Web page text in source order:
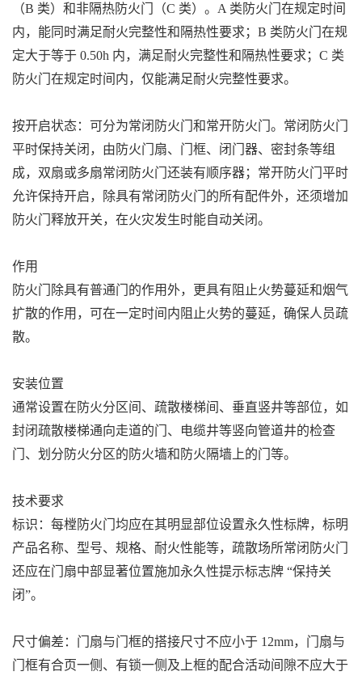
（B 类）和非隔热防火门（C 类）。A 类防火门在规定时间
内，能同时满足耐火完整性和隔热性要求；B 类防火门在规
定大于等于 0.50h 内，满足耐火完整性和隔热性要求；C 类
防火门在规定时间内，仅能满足耐火完整性要求。
按开启状态：可分为常闭防火门和常开防火门。常闭防火门
平时保持关闭，由防火门扇、门框、闭门器、密封条等组
成，双扇或多扇常闭防火门还装有顺序器；常开防火门平时
允许保持开启，除具有常闭防火门的所有配件外，还须增加
防火门释放开关，在火灾发生时能自动关闭。
作用
防火门除具有普通门的作用外，更具有阻止火势蔓延和烟气
扩散的作用，可在一定时间内阻止火势的蔓延，确保人员疏
散。
安装位置
通常设置在防火分区间、疏散楼梯间、垂直竖井等部位，如
封闭疏散楼梯通向走道的门、电缆井等竖向管道井的检查
门、划分防火分区的防火墙和防火隔墙上的门等。
技术要求
标识：每樘防火门均应在其明显部位设置永久性标牌，标明
产品名称、型号、规格、耐火性能等，疏散场所常闭防火门
还应在门扇中部显著位置施加永久性提示标志牌 “保持关
闭”。
尺寸偏差：门扇与门框的搭接尺寸不应小于 12mm，门扇与
门框有合页一侧、有锁一侧及上框的配合活动间隙不应大于